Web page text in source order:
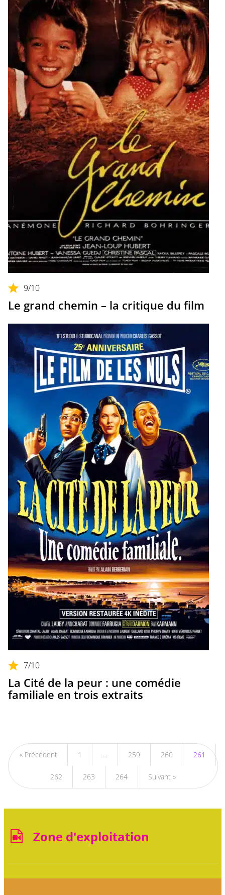
9/10
Le grand chemin – la critique du film
7/10
La Cité de la peur : une comédie
familiale en trois extraits
« Précédent 1 … 259 260 261
262 263 264 Suivant »
Zone d'exploitation